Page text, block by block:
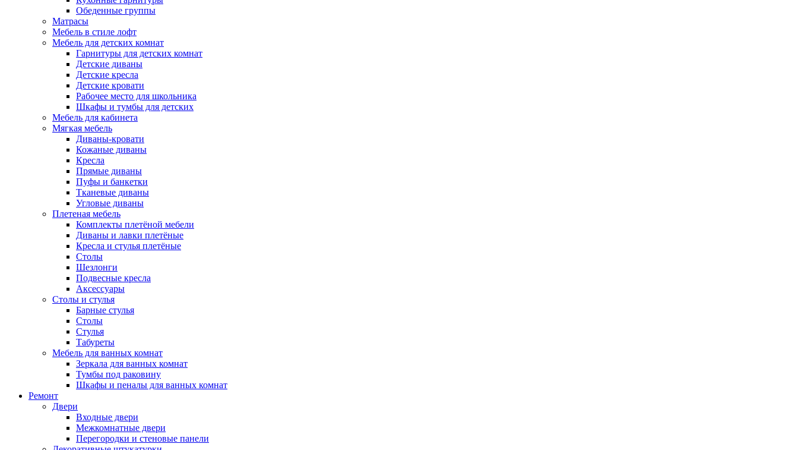
Обеденные группы
Матрасы
Мебель в стиле лофт
Мебель для детских комнат
Гарнитуры для детских комнат
Детские диваны
Детские кресла
Детские кровати
Рабочее место для школьника
Шкафы и тумбы для детских
Мебель для кабинета
Мягкая мебель
Диваны-кровати
Кожаные диваны
Кресла
Прямые диваны
Пуфы и банкетки
Тканевые диваны
Угловые диваны
Плетеная мебель
Комплекты плетёной мебели
Диваны и лавки плетёные
Кресла и стулья плетёные
Столы
Шезлонги
Подвесные кресла
Аксессуары
Столы и стулья
Барные стулья
Столы
Стулья
Табуреты
Мебель для ванных комнат
Зеркала для ванных комнат
Тумбы под раковину
Шкафы и пеналы для ванных комнат
Ремонт
Двери
Входные двери
Межкомнатные двери
Перегородки и стеновые панели